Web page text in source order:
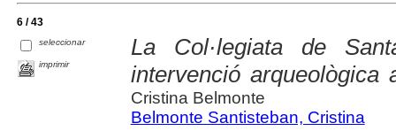
6 / 43
seleccionar
imprimir
La Col·legiata de
intervenció
Cristina Belmonte
Belmonte Santisteban, Cristina